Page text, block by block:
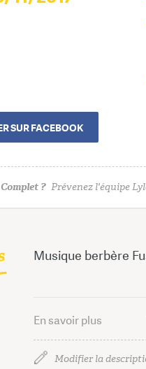
SUR FACEBOOK
? Prévenez l'équipe
Musique berbère
En savoir plus
Modifier la